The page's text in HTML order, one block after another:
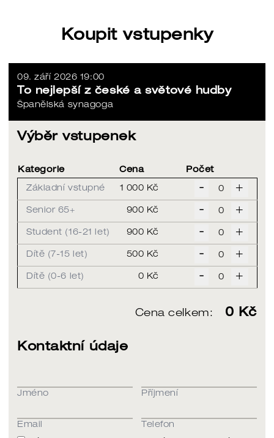
Koupit vstupenky
09. září 2026 19:00
To nejlepší z české a světové hudby
Španělská synagoga
Výběr vstupenek
Kategorie Cena Počet
Základní vstupné 1 000 Kč - +
Senior 65+ 900 Kč - +
Student (16-21 let) 900 Kč - +
Dítě (7-15 let) 500 Kč - +
Dítě (0-6 let) 0 Kč - +
Cena celkem: 0 Kč
Kontaktní údaje
Jméno Příjmení
Email
Telefon